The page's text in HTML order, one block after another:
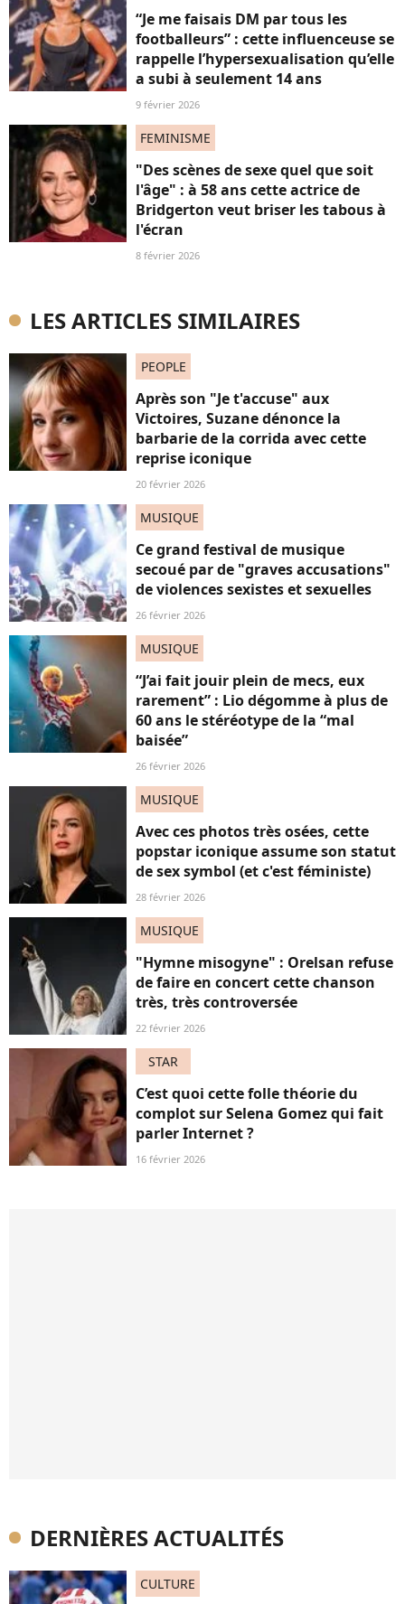
“Je me faisais DM par tous les
footballeurs” : cette influenceuse se
rappelle l’hypersexualisation qu’elle
a subi à seulement 14 ans
9 février 2026
FEMINISME
"Des scènes de sexe quel que soit
l'âge" : à 58 ans cette actrice de
Bridgerton veut briser les tabous à
l'écran
8 février 2026
LES ARTICLES SIMILAIRES
PEOPLE
Après son "Je t'accuse" aux
Victoires, Suzane dénonce la
barbarie de la corrida avec cette
reprise iconique
20 février 2026
MUSIQUE
Ce grand festival de musique
secoué par de "graves accusations"
de violences sexistes et sexuelles
26 février 2026
MUSIQUE
“J’ai fait jouir plein de mecs, eux
rarement” : Lio dégomme à plus de
60 ans le stéréotype de la “mal
baisée”
26 février 2026
MUSIQUE
Avec ces photos très osées, cette
popstar iconique assume son statut
de sex symbol (et c'est féministe)
28 février 2026
MUSIQUE
"Hymne misogyne" : Orelsan refuse
de faire en concert cette chanson
très, très controversée
22 février 2026
STAR
C’est quoi cette folle théorie du
complot sur Selena Gomez qui fait
parler Internet ?
16 février 2026
DERNIÈRES ACTUALITÉS
CULTURE